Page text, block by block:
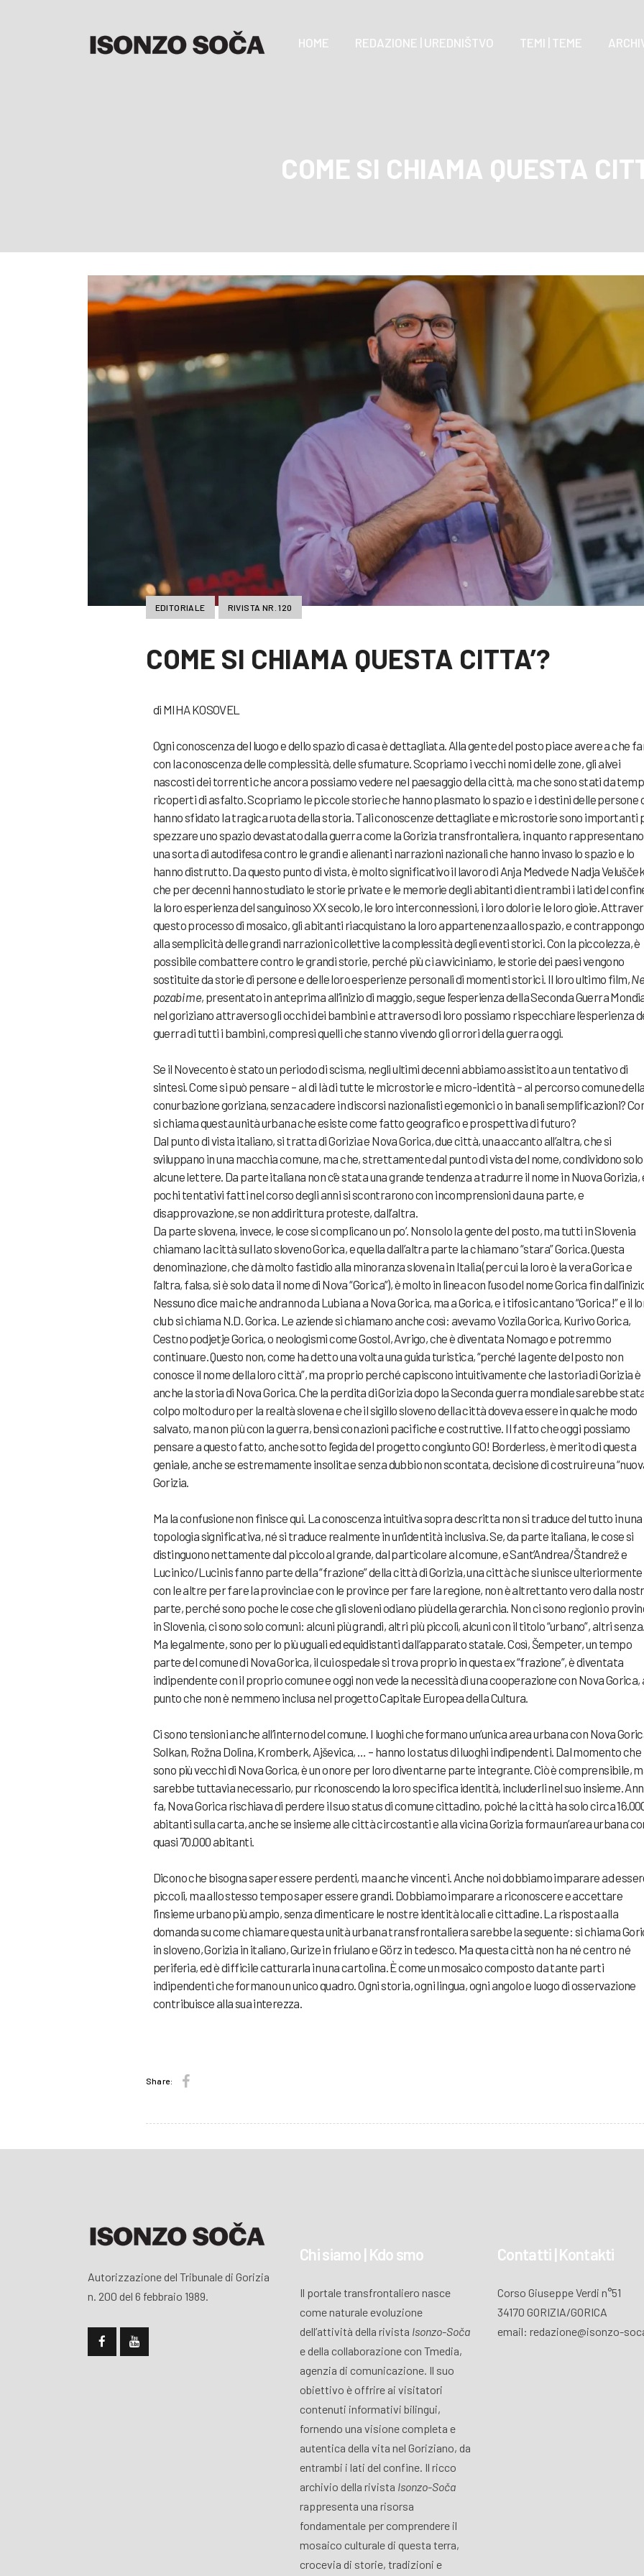
HOME REDAZIONE | UREDNIŠTVO TEMI | TEME
COME SI CHIAMA QUESTA
EDITORIALE RIVISTA NR. 120
COME SI CHIAMA QUESTA CITTA’?
di MIHA KOSOVEL
Ogni conoscenza del luogo e dello spazio di casa è dettagliata. Alla gente del posto piace avere a che
con la conoscenza delle complessità, delle sfumature. Scopriamo i vecchi nomi delle zone, gli alvei
nascosti dei torrenti che ancora possiamo vedere nel paesaggio della città, ma che sono stati da
ricoperti di asfalto. Scopriamo le piccole storie che hanno plasmato lo spazio e i destini delle persone
hanno sfidato la tragica ruota della storia. Tali conoscenze dettagliate e microstorie sono importanti
spezzare uno spazio devastato dalla guerra come la Gorizia transfrontaliera, in quanto rappresentano
una sorta di autodifesa contro le grandi e alienanti narrazioni nazionali che hanno invaso lo spazio e lo
hanno distrutto. Da questo punto di vista, è molto significativo il lavoro di Anja Medved e Nadja
che per decenni hanno studiato le storie private e le memorie degli abitanti di entrambi i lati del
la loro esperienza del sanguinoso XX secolo, le loro interconnessioni, i loro dolori e le loro gioie.
questo processo di mosaico, gli abitanti riacquistano la loro appartenenza allo spazio, e
alla semplicità delle grandi narrazioni collettive la complessità degli eventi storici. Con la piccolezza, è
possibile combattere contro le grandi storie, perché più ci avviciniamo, le storie dei paesi vengono
sostituite da storie di persone e delle loro esperienze personali di momenti storici. Il loro ultimo film,Ne
pozabi me, presentato in anteprima all’inizio di maggio, segue l’esperienza della Seconda Guerra
nel goriziano attraverso gli occhi dei bambini e attraverso di loro possiamo rispecchiare l’esperienza
guerra di tutti i bambini, compresi quelli che stanno vivendo gli orrori della guerra oggi.
Se il Novecento è stato un periodo di scisma, negli ultimi decenni abbiamo assistito a un tentativo di
sintesi. Come si può pensare – al di là di tutte le microstorie e micro-identità – al percorso comune della
conurbazione goriziana, senza cadere in discorsi nazionalisti egemonici o in banali semplificazioni?
si chiama questa unità urbana che esiste come fatto geografico e prospettiva di futuro?
Dal punto di vista italiano, si tratta di Gorizia e Nova Gorica, due città, una accanto all’altra, che si
sviluppano in una macchia comune, ma che, strettamente dal punto di vista del nome, condividono solo
alcune lettere. Da parte italiana non c’è stata una grande tendenza a tradurre il nome in Nuova Gorizia,
pochi tentativi fatti nel corso degli anni si scontrarono con incomprensioni da una parte, e
disapprovazione, se non addirittura proteste, dall’altra.
Da parte slovena, invece, le cose si complicano un po’. Non solo la gente del posto, ma tutti in Slovenia
chiamano la città sul lato sloveno Gorica, e quella dall’altra parte la chiamano “stara” Gorica. Questa
denominazione, che dà molto fastidio alla minoranza slovena in Italia (per cui la loro è la vera Gorica e
l’altra, falsa, si è solo data il nome di Nova “Gorica”), è molto in linea con l’uso del nome Gorica fin
Nessuno dice mai che andranno da Lubiana a Nova Gorica, ma a Gorica, e i tifosi cantano “Gorica!” e il
club si chiama N.D. Gorica. Le aziende si chiamano anche così: avevamo Vozila Gorica, Kurivo Gorica,
Cestno podjetje Gorica, o neologismi come Gostol, Avrigo, che è diventata Nomago e potremmo
continuare. Questo non, come ha detto una volta una guida turistica, “perché la gente del posto non
conosce il nome della loro città”, ma proprio perché capiscono intuitivamente che la storia di Gorizia è
anche la storia di Nova Gorica. Che la perdita di Gorizia dopo la Seconda guerra mondiale sarebbe
colpo molto duro per la realtà slovena e che il sigillo sloveno della città doveva essere in qualche modo
salvato, ma non più con la guerra, bensì con azioni pacifiche e costruttive. Il fatto che oggi possiamo
pensare a questo fatto, anche sotto l’egida del progetto congiunto GO! Borderless, è merito di questa
geniale, anche se estremamente insolita e senza dubbio non scontata, decisione di costruire una
Gorizia.
Ma la confusione non finisce qui. La conoscenza intuitiva sopra descritta non si traduce del tutto in una
topologia significativa, né si traduce realmente in un’identità inclusiva. Se, da parte italiana, le cose si
distinguono nettamente dal piccolo al grande, dal particolare al comune, e Sant’Andrea/Štandrež e
Lucinico/Lucinis fanno parte della “frazione” della città di Gorizia, una città che si unisce ulteriormente
con le altre per fare la provincia e con le province per fare la regione, non è altrettanto vero dalla
parte, perché sono poche le cose che gli sloveni odiano più della gerarchia. Non ci sono regioni o
in Slovenia, ci sono solo comuni: alcuni più grandi, altri più piccoli, alcuni con il titolo “urbano”, altri senza.
Ma legalmente, sono per lo più uguali ed equidistanti dall’apparato statale. Così, Šempeter, un tempo
parte del comune di Nova Gorica, il cui ospedale si trova proprio in questa ex “frazione”, è diventata
indipendente con il proprio comune e oggi non vede la necessità di una cooperazione con Nova Gorica,
punto che non è nemmeno inclusa nel progetto Capitale Europea della Cultura.
Ci sono tensioni anche all’interno del comune. I luoghi che formano un’unica area urbana con Nova
Solkan, Rožna Dolina, Kromberk, Ajševica, … – hanno lo status di luoghi indipendenti. Dal momento che
sono più vecchi di Nova Gorica, è un onore per loro diventarne parte integrante. Ciò è comprensibile,
sarebbe tuttavia necessario, pur riconoscendo la loro specifica identità, includerli nel suo insieme.
fa, Nova Gorica rischiava di perdere il suo status di comune cittadino, poiché la città ha solo circa
abitanti sulla carta, anche se insieme alle città circostanti e alla vicina Gorizia forma un’area urbana
quasi 70.000 abitanti.
Dicono che bisogna saper essere perdenti, ma anche vincenti. Anche noi dobbiamo imparare ad
piccoli, ma allo stesso tempo saper essere grandi. Dobbiamo imparare a riconoscere e accettare
l’insieme urbano più ampio, senza dimenticare le nostre identità locali e cittadine. La risposta alla
domanda su come chiamare questa unità urbana transfrontaliera sarebbe la seguente: si chiama
in sloveno, Gorizia in italiano, Gurize in friulano e Görz in tedesco. Ma questa città non ha né centro né
periferia, ed è difficile catturarla in una cartolina. È come un mosaico composto da tante parti
indipendenti che formano un unico quadro. Ogni storia, ogni lingua, ogni angolo e luogo di osservazione
contribuisce alla sua interezza.
Share:
Autorizzazione del Tribunale di Gorizia
n. 200 del 6 febbraio 1989.
Chi siamo | Kdo smo
Il portale transfrontaliero nasce
come naturale evoluzione
dell’attività della rivista Isonzo-Soča
e della collaborazione con Tmedia,
agenzia di comunicazione. Il suo
obiettivo è offrire ai visitatori
contenuti informativi bilingui,
fornendo una visione completa e
autentica della vita nel Goriziano, da
entrambi i lati del confine. Il ricco
archivio della rivista Isonzo-Soča
rappresenta una risorsa
fondamentale per comprendere il
mosaico culturale di questa terra,
crocevia di storie, tradizioni e
Contatti | Kontakti
Corso Giuseppe Verdi n°51
34170 GORIZIA/GORICA
email: redazione@isonzo-